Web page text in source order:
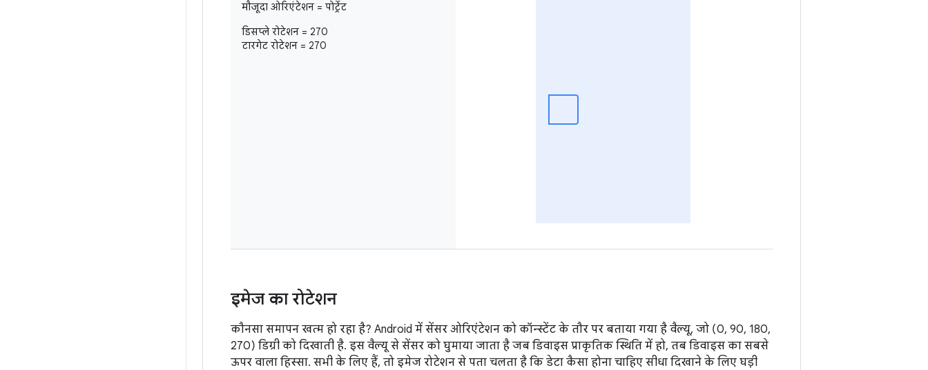
मौजूदा ओरिएंटेशन = पोर्ट्रेट
डिसप्ले रोटेशन = 270
टारगेट रोटेशन = 270
इमेज का रोटेशन
कौनसा समापन खत्म हो रहा है? Android में सेंसर ओरिएंटेशन को कॉन्स्टेंट के तौर पर बताया गया है वैल्यू, जो (0, 90, 180,
270) डिग्री को दिखाती है. इस वैल्यू से सेंसर को घुमाया जाता है जब डिवाइस प्राकृतिक स्थिति में हो, तब डिवाइस का सबसे
ऊपर वाला हिस्सा. सभी के लिए हैं, तो इमेज रोटेशन से पता चलता है कि डेटा कैसा होना चाहिए सीधा दिखाने के लिए घड़ी